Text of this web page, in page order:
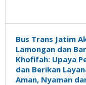
Bus Trans Jatim
Lamongan dan
Khofifah: Upaya
dan Berikan
Aman, Nyaman